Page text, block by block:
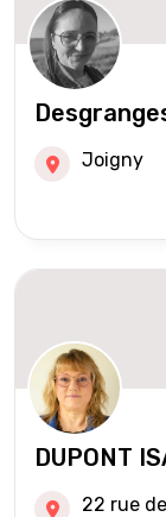
réseau Iad
Joigny
DUPONT
22 rue